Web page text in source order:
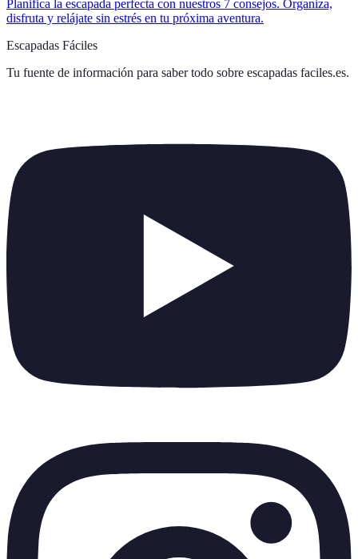
Planifica la escapada perfecta con nuestros 7 consejos. Organiza,
disfruta y relájate sin estrés en tu próxima aventura.
Escapadas Fáciles
Tu fuente de información para saber todo sobre escapadas faciles.es.